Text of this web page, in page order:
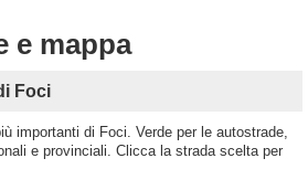
e mappa
Foci
importanti di Foci. Verde per le autostrade,
e provinciali. Clicca la strada scelta per